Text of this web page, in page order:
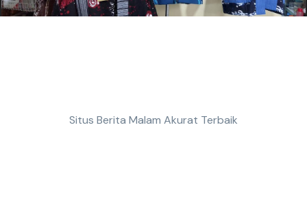
Situs Berita Malam Akurat Terbaik